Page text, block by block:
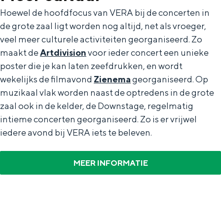
a
l
:
N
e
d
e
r
l
n
S
e
i
t
e
Hoewel de hoofdfocus van VERA bij de concerten in
de grote zaal ligt worden nog altijd, net als vroeger,
veel meer culturele activiteiten georganiseerd. Zo
maakt deArtdivisionvoor ieder concert een unieke
poster die je kan laten zeefdrukken, en wordt
wekelijks de filmavond Zienemageorganiseerd. Op
muzikaal vlak worden naast de optredens in de grote
zaal ook in de kelder, de Downstage, regelmatig
intieme concerten georganiseerd. Zo is er vrijwel
iedere avond bij VERA iets te beleven.
MEER INFORMATIE